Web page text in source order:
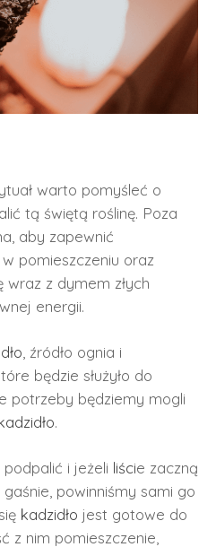
warto pomyśleć o
tą świętą roślinę. Poza
aby zapewnić
pomieszczeniu oraz
wraz z dymem złych
energii.
, źródło ognia i
będzie służyło do
potrzeby będziemy mogli
.
podpalić i jeżeli liście zaczną
powinniśmy sami go
kadzidło jest gotowe do
z nim pomieszczenie,